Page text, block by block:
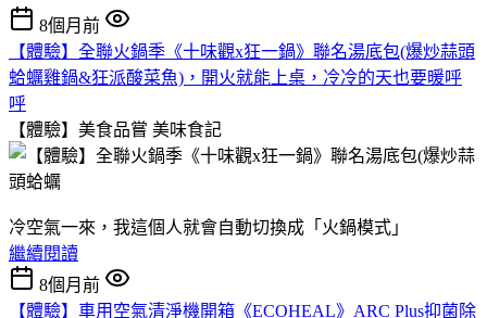
8個月前
【體驗】全聯火鍋季《十味觀x狂一鍋》聯名湯底包(爆炒蒜頭
蛤蠣雞鍋&狂派酸菜魚)，開火就能上桌，冷冷的天也要暖呼
呼
【體驗】美食品嘗 美味食記
冷空氣一來，我這個人就會自動切換成「火鍋模式」
繼續閱讀
8個月前
【體驗】車用空氣清淨機開箱《ECOHEAL》ARC Plus抑菌除